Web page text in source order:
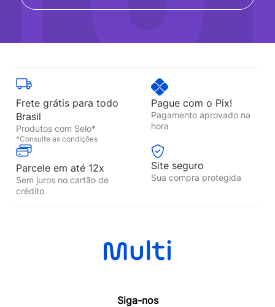
Frete grátis para todo
Brasil
Produtos com Selo*
*Consulte as condições
Pague com o Pix!
Pagamento aprovado na
hora
Parcele em até 12x
Sem juros no cartão de
crédito
Site seguro
Sua compra protegida
Siga-nos